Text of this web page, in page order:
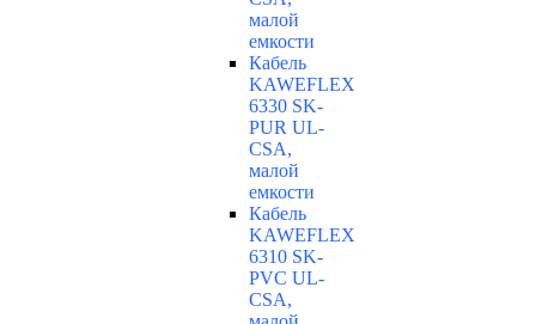
малой
емкости
Кабель
KAWEFLEX
6330 SK-
PUR UL-
CSA,
малой
емкости
Кабель
KAWEFLEX
6310 SK-
PVC UL-
CSA,